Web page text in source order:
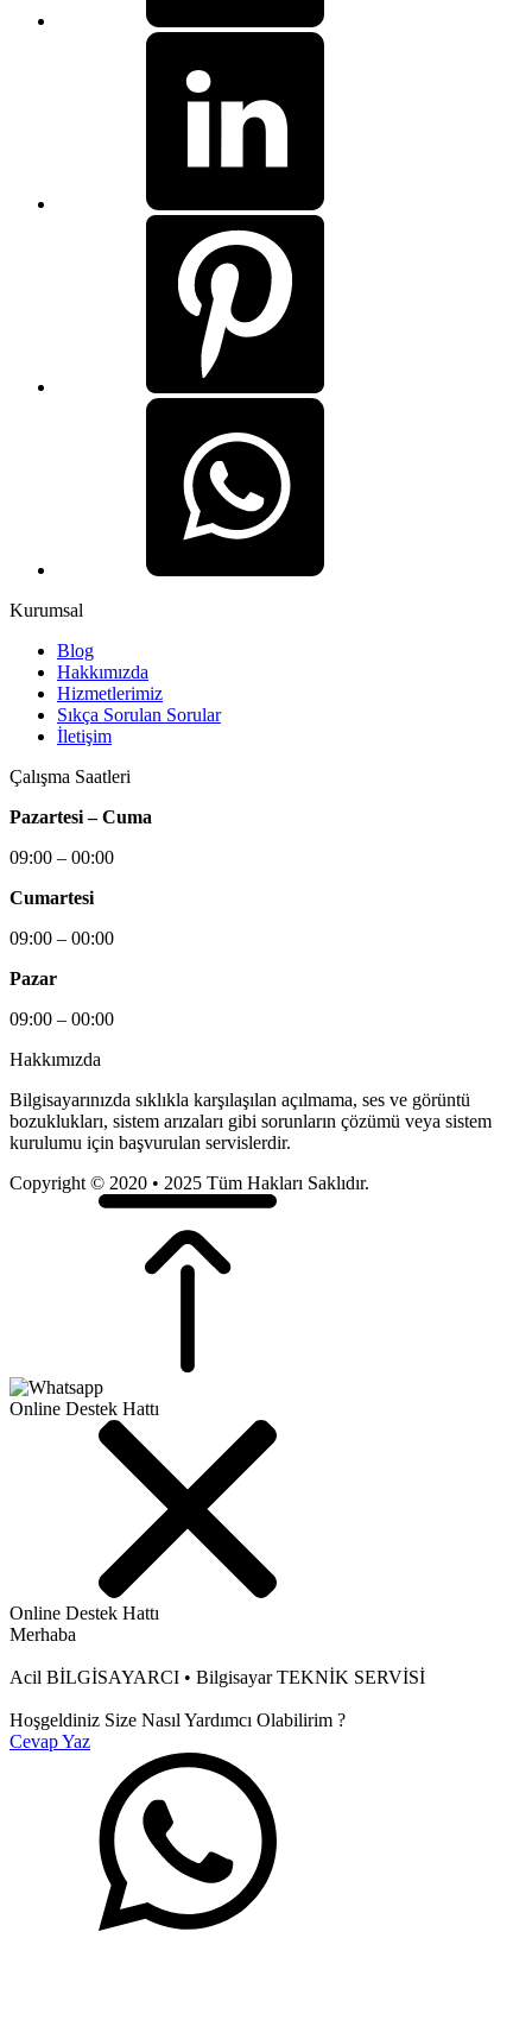
Kurumsal
Blog
Hakkımızda
Hizmetlerimiz
Sıkça Sorulan Sorular
İletişim
Çalışma Saatleri
Pazartesi – Cuma
09:00 – 00:00
Cumartesi
09:00 – 00:00
Pazar
09:00 – 00:00
Hakkımızda
Bilgisayarınızda sıklıkla karşılaşılan açılmama, ses ve görüntü
bozuklukları, sistem arızaları gibi sorunların çözümü veya sistem
kurulumu için başvurulan servislerdir.
Copyright © 2020 • 2025 Tüm Hakları Saklıdır.
Online Destek Hattı
Online Destek Hattı
Merhaba
Acil BİLGİSAYARCI • Bilgisayar TEKNİK SERVİSİ
Hoşgeldiniz Size Nasıl Yardımcı Olabilirim ?
Cevap Yaz